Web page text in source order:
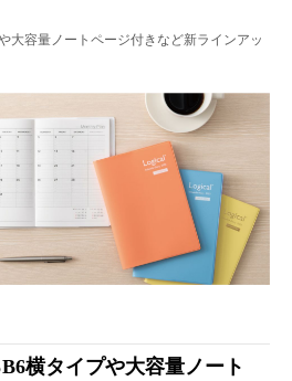
大容量ノートページ付きなど新ラインアッ
横タイプや大容量ノート